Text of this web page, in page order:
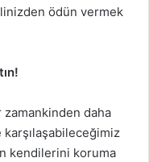
ödün vermek
zamankinden daha
kendilerini koruma